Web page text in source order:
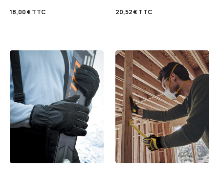
18,00€TTC 20,52€TTC